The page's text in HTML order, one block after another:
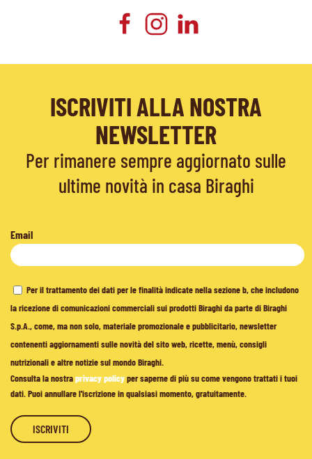
ISCRIVITI ALLA NOSTRA
NEWSLETTER
Per rimanere sempre aggiornato sulle
ultime novità in casa Biraghi
Email
Per il trattamento dei dati per le finalità indicate nella sezione b, che includono
la ricezione di comunicazioni commerciali sui prodotti Biraghi da parte di Biraghi
S.p.A., come, ma non solo, materiale promozionale e pubblicitario, newsletter
contenenti aggiornamenti sulle novità del sito web, ricette, menù, consigli
nutrizionali e altre notizie sul mondo Biraghi.
Consulta la nostraprivacy policyper saperne di più su come vengono trattati i tuoi
dati. Puoi annullare l'iscrizione in qualsiasi momento, gratuitamente.